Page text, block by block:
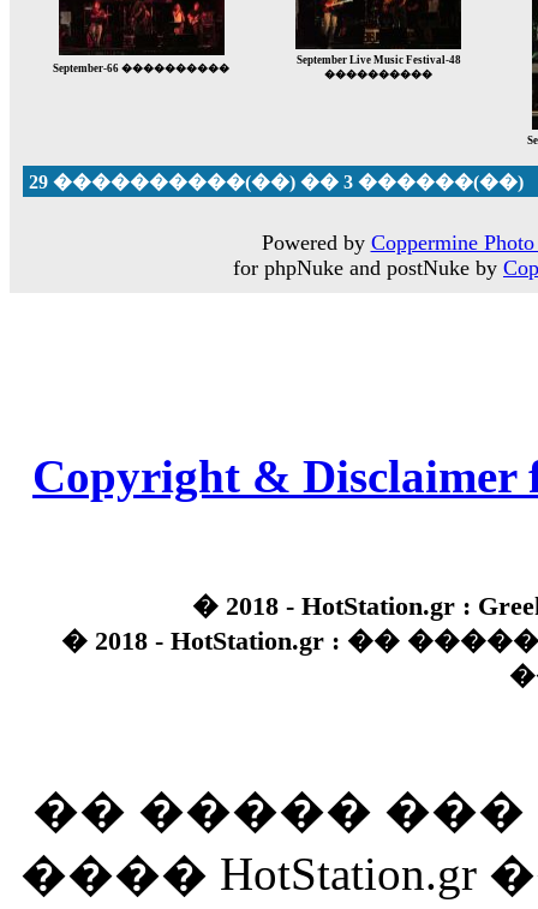
September-66 ����������
September Live Music Festival-48
����������
29 ����������(��) �� 3 ������(��)
Powered by Coppermine
for phpNuke and postNuke by
Copyright & Disclaimer
� 2018 - HotStation.gr :
� 2018 - HotStation.gr : ��
�� �����
����